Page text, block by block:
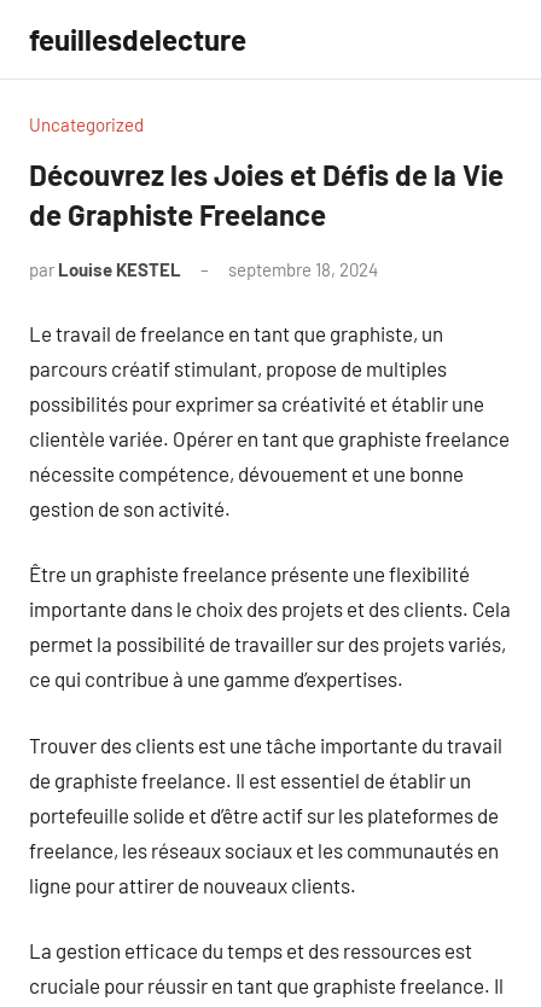
contenu
feuillesdelecture
Uncategorized
Découvrez les Joies et Défis de la Vie
de Graphiste Freelance
par Louise KESTEL septembre 18, 2024
Le travail de freelance en tant que graphiste, un
parcours créatif stimulant, propose de multiples
possibilités pour exprimer sa créativité et établir une
clientèle variée. Opérer en tant que graphiste freelance
nécessite compétence, dévouement et une bonne
gestion de son activité.
Être un graphiste freelance présente une flexibilité
importante dans le choix des projets et des clients. Cela
permet la possibilité de travailler sur des projets variés,
ce qui contribue à une gamme d’expertises.
Trouver des clients est une tâche importante du travail
de graphiste freelance. Il est essentiel de établir un
portefeuille solide et d’être actif sur les plateformes de
freelance, les réseaux sociaux et les communautés en
ligne pour attirer de nouveaux clients.
La gestion efficace du temps et des ressources est
cruciale pour réussir en tant que graphiste freelance. Il